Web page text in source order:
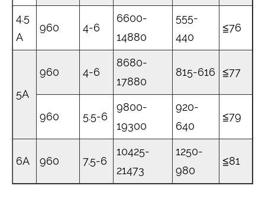
4.5
A
960 4-6
6600-
14880
555-
440
≦76
5A
960 4-6
8680-
17880
815-616 ≦77
960 5.5-6
9800-
19300
920-
640
≦79
6A 960 7.5-6
10425-
21473
1250-
980
≦81